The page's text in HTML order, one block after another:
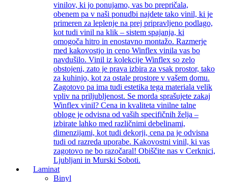
vinilov, ki jo ponujamo, vas bo prepričala,
obenem pa v naši ponudbi najdete tako vinil, ki je
primeren za leplenje na prej pripravljeno podlago,
kot tudi vinil na klik – sistem spajanja, ki
omogoča hitro in enostavno montažo. Razmerje
med kakovostjo in ceno Winflex vinila vas bo
navdušilo. Vinil iz kolekcije Winflex so zelo
obstojeni, zato je prava izbira za vsak prostor, tako
za kuhinjo, kot za ostale prostore v vašem domu.
Zagotovo pa ima tudi estetika tega materiala velik
vpliv na priljubljenost. Se morda sprašujete zakaj
Winflex vinil? Cena in kvaliteta vinilne talne
obloge je odvisna od vaših specifičnih želja –
izbirate lahko med različnimi debelinami,
dimenzijami, kot tudi dekorji, cena pa je odvisna
tudi od razreda uporabe. Kakovostni vinil, ki vas
zagotovo ne bo razočaral! Obiščite nas v Cerknici,
Ljubljani in Murski Soboti.
Laminat
Binyl